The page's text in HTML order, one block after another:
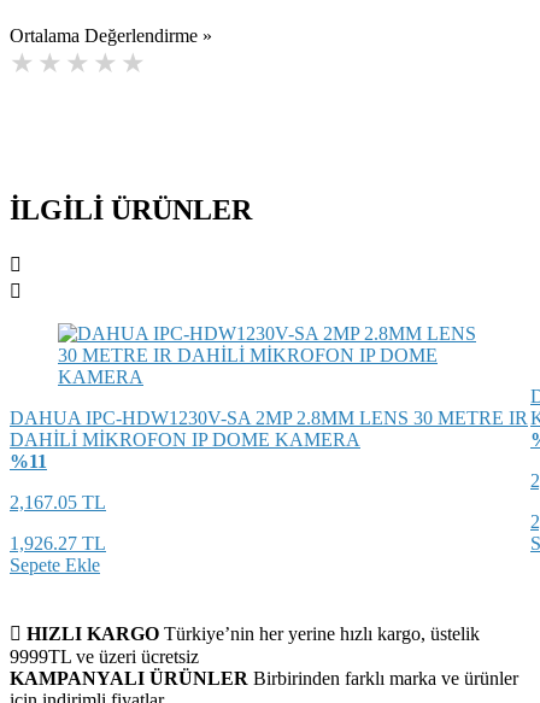
Ortalama Değerlendirme »
İLGİLİ ÜRÜNLER
DAHUA IPC-HDW1230V-SA 2MP 2.8MM LENS 30 METRE IR
DAHİLİ MİKROFON IP DOME KAMERA
%11
2,167.05 TL
1,926.27 TL
Sepete Ekle
HIZLI KARGO Türkiye’nin her yerine hızlı kargo, üstelik
9999TL ve üzeri ücretsiz
KAMPANYALI ÜRÜNLER Birbirinden farklı marka ve ürünler